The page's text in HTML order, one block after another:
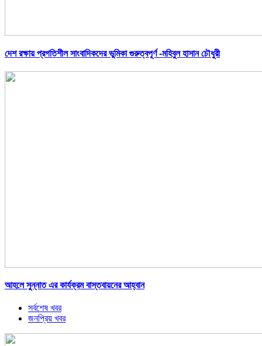
দেশ রক্ষায় প্রগতিশীল সাংবাদিকদের ভুমিকা গুরুত্বপূর্ণ -মহিবুল হাসান চৌধুরী
আহলে সুন্নাত এর কার্যক্রম বাস্তবায়নের আহ্বান
সর্বশেষ খবর
জনপ্রিয় খবর